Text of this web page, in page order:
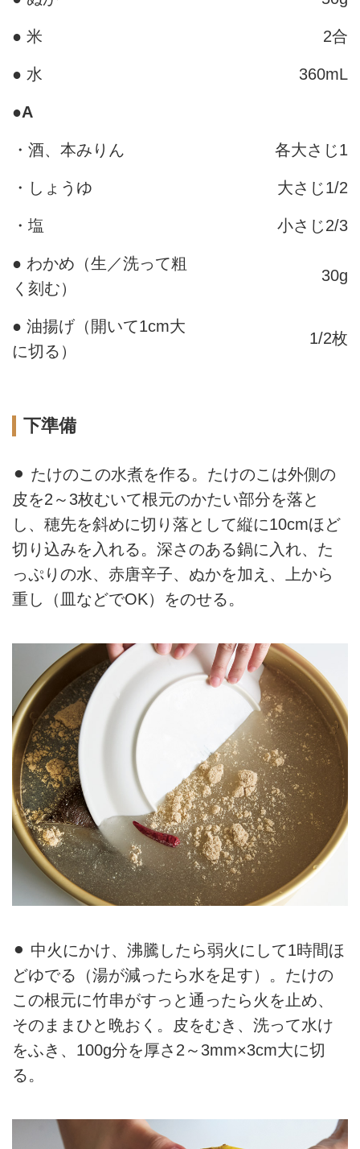
● 米 2合
● 水 360mL
●A
・酒、本みりん 各大さじ1
・しょうゆ 大さじ1/2
・塩 小さじ2/3
● わかめ（生／洗って粗
く刻む）
30g
● 油揚げ（開いて1cm大
に切る）
1/2枚
下準備
⚫︎ たけのこの水煮を作る。たけのこは外側の
皮を2～3枚むいて根元のかたい部分を落と
し、穂先を斜めに切り落として縦に10cmほど
切り込みを入れる。深さのある鍋に入れ、た
っぷりの水、赤唐辛子、ぬかを加え、上から
重し（皿などでOK）をのせる。
⚫︎ 中火にかけ、沸騰したら弱火にして1時間ほ
どゆでる（湯が減ったら水を足す）。たけの
この根元に竹串がすっと通ったら火を止め、
そのままひと晩おく。皮をむき、洗って水け
をふき、100g分を厚さ2～3mm×3cm大に切
る。